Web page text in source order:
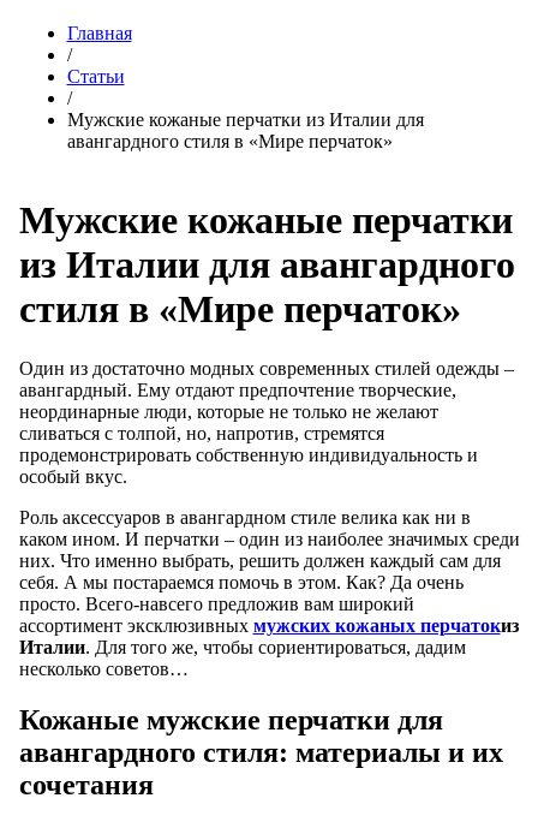
Главная
/
Статьи
/
Мужские кожаные перчатки из Италии для
авангардного стиля в «Мире перчаток»
Мужские кожаные перчатки
из Италии для авангардного
стиля в «Мире перчаток»
Один из достаточно модных современных стилей одежды –
авангардный. Ему отдают предпочтение творческие,
неординарные люди, которые не только не желают
сливаться с толпой, но, напротив, стремятся
продемонстрировать собственную индивидуальность и
особый вкус.
Роль аксессуаров в авангардном стиле велика как ни в
каком ином. И перчатки – один из наиболее значимых среди
них. Что именно выбрать, решить должен каждый сам для
себя. А мы постараемся помочь в этом. Как? Да очень
просто. Всего-навсего предложив вам широкий
ассортимент эксклюзивных мужских кожаных перчатокиз
Италии. Для того же, чтобы сориентироваться, дадим
несколько советов…
Кожаные мужские перчатки для
авангардного стиля: материалы и их
сочетания